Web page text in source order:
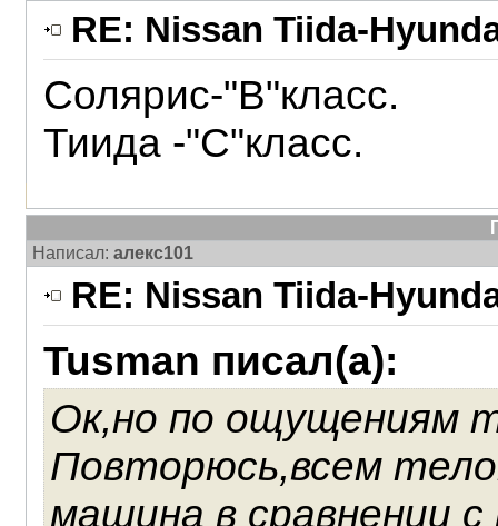
RE: Nissan Tiida-
Солярис-"В"класс.
Тиида -"C"класс.
Написал: алекс101
RE: Nissan Tiida-
Tusman писал(а):
Ок,но по ощущениям
Повторюсь,всем
машина в сравнении